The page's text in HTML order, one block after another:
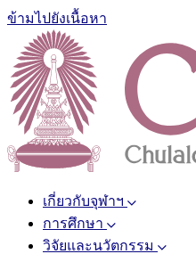
ข้ามไปยังเนื้อหา
เกี่ยวกับจุฬาฯ
การศึกษา
วิจัยและนวัตกรรม